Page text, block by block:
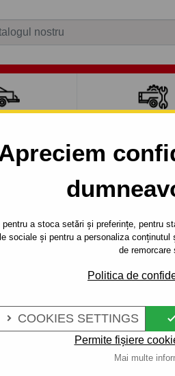
a stoca setări și preferințe, pentru
sociale și pentru a personaliza
de remorcare
Politica de
 COOKIES SETTINGS
Permite fișiere
Mai multe
2010 -
sistem semidemontabil -cu